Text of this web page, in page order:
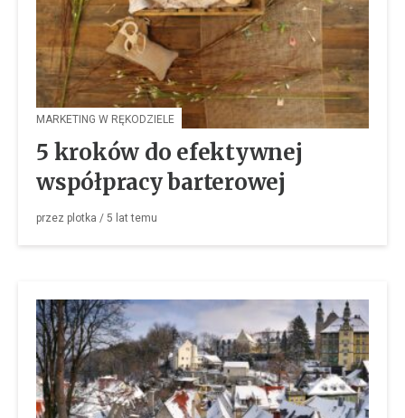
MARKETING W RĘKODZIELE
5 kroków do efektywnej
współpracy barterowej
przez plotka / 5 lat temu